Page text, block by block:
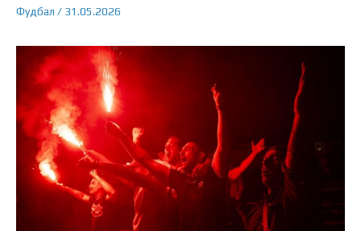
Фудбал / 31.05.2026